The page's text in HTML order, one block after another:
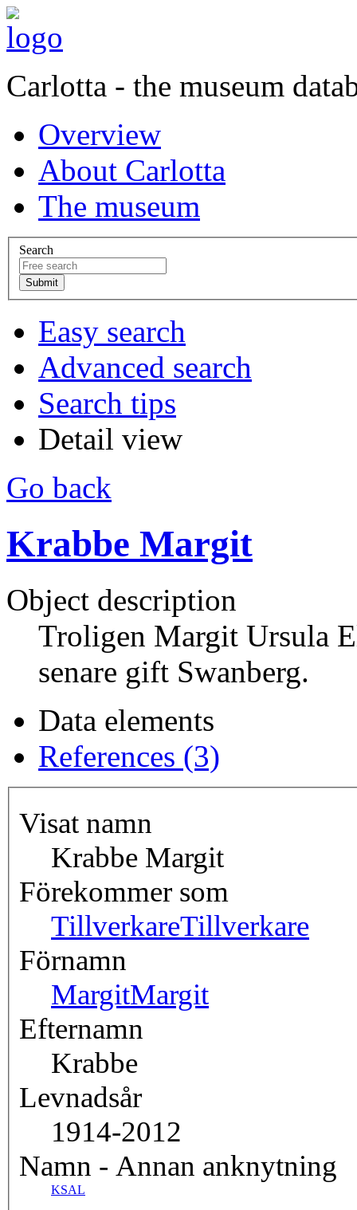
Carlotta - the museum
Overview
About Carlotta
The museum
Search
Easy search
Advanced search
Search tips
Detail view
Go back
Krabbe Margit
Object description
Troligen Margit Ursula
senare gift Swanberg.
Data elements
References (3)
Visat namn
Krabbe Margit
Förekommer som
TillverkareTillverkare
Förnamn
MargitMargit
Efternamn
Krabbe
Levnadsår
1914-2012
Namn - Annan anknytning
KSAL